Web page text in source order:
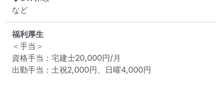
など
福利厚生
＜手当＞
資格手当：宅建士20,000円/月
出勤手当：土祝2,000円、日曜4,000円